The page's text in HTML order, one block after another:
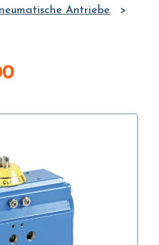
Antriebe